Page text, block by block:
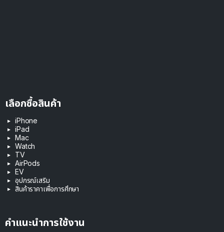
เลือกซื้อสินค้า
iPhone
iPad
Mac
Watch
TV
AirPods
EV
อุปกรณ์เสริม
สินค้าราคาเพื่อการศึกษา
คำแนะนำการใช้งาน